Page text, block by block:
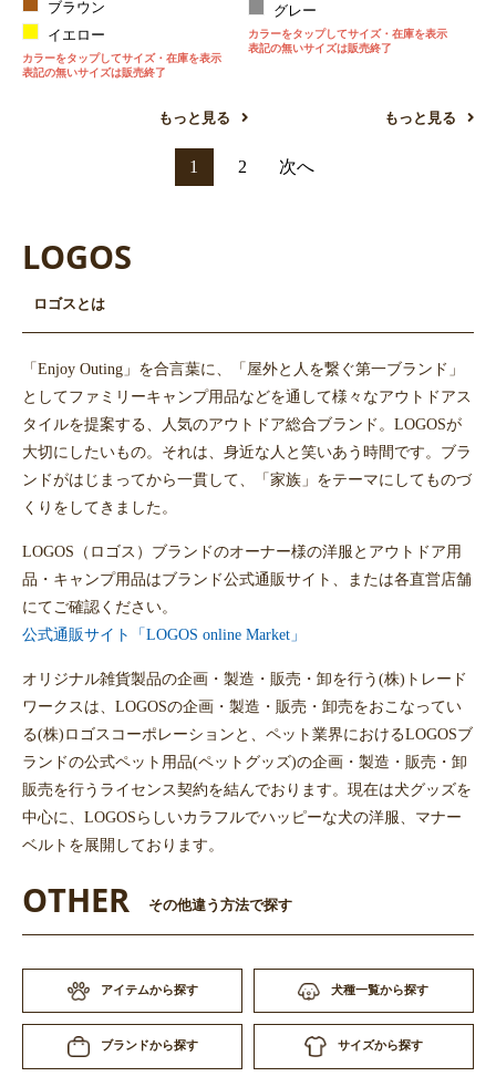
ブラウン
イエロー
カラーをタップしてサイズ・在庫を表示
表記の無いサイズは販売終了
もっと見る
グレー
カラーをタップしてサイズ・在庫を表示
表記の無いサイズは販売終了
もっと見る
1 2 次へ
LOGOS
ロゴスとは
「Enjoy Outing」を合言葉に、「屋外と人を繋ぐ第一ブランド」
としてファミリーキャンプ用品などを通して様々なアウトドアス
タイルを提案する、人気のアウトドア総合ブランド。LOGOSが
大切にしたいもの。それは、身近な人と笑いあう時間です。ブラ
ンドがはじまってから一貫して、「家族」をテーマにしてものづ
くりをしてきました。
LOGOS（ロゴス）ブランドのオーナー様の洋服とアウトドア用
品・キャンプ用品はブランド公式通販サイト、または各直営店舗
にてご確認ください。
公式通販サイト「LOGOS online Market」
オリジナル雑貨製品の企画・製造・販売・卸を行う(株)トレード
ワークスは、LOGOSの企画・製造・販売・卸売をおこなってい
る(株)ロゴスコーポレーションと、ペット業界におけるLOGOSブ
ランドの公式ペット用品(ペットグッズ)の企画・製造・販売・卸
販売を行うライセンス契約を結んでおります。現在は犬グッズを
中心に、LOGOSらしいカラフルでハッピーな犬の洋服、マナー
ベルトを展開しております。
OTHER その他違う方法で探す
アイテムから探す 犬種一覧から探す
ブランドから探す サイズから探す